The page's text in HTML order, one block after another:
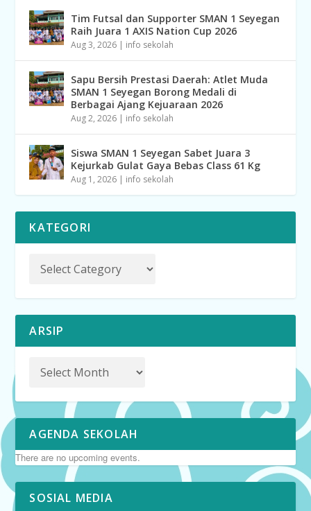
Tim Futsal dan Supporter SMAN 1 Seyegan
Raih Juara 1 AXIS Nation Cup 2026
Aug 3, 2026 | info sekolah
Sapu Bersih Prestasi Daerah: Atlet Muda
SMAN 1 Seyegan Borong Medali di
Berbagai Ajang Kejuaraan 2026
Aug 2, 2026 | info sekolah
Siswa SMAN 1 Seyegan Sabet Juara 3
Kejurkab Gulat Gaya Bebas Class 61 Kg
Aug 1, 2026 | info sekolah
KATEGORI
ARSIP
AGENDA SEKOLAH
There are no upcoming events.
SOSIAL MEDIA